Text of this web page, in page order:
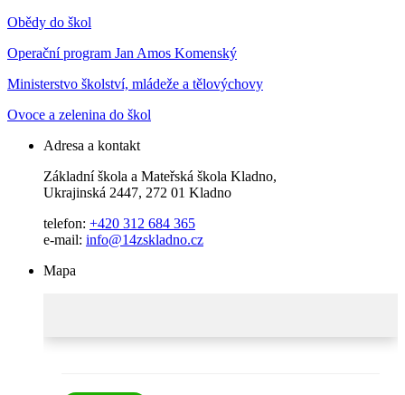
Obědy do škol
Operační program Jan Amos Komenský
Ministerstvo školství, mládeže a tělovýchovy
Ovoce a zelenina do škol
Adresa a kontakt
Základní škola a Mateřská škola Kladno,
Ukrajinská 2447, 272 01 Kladno
telefon: +420 312 684 365
e-mail: info@14zskladno.cz
Mapa